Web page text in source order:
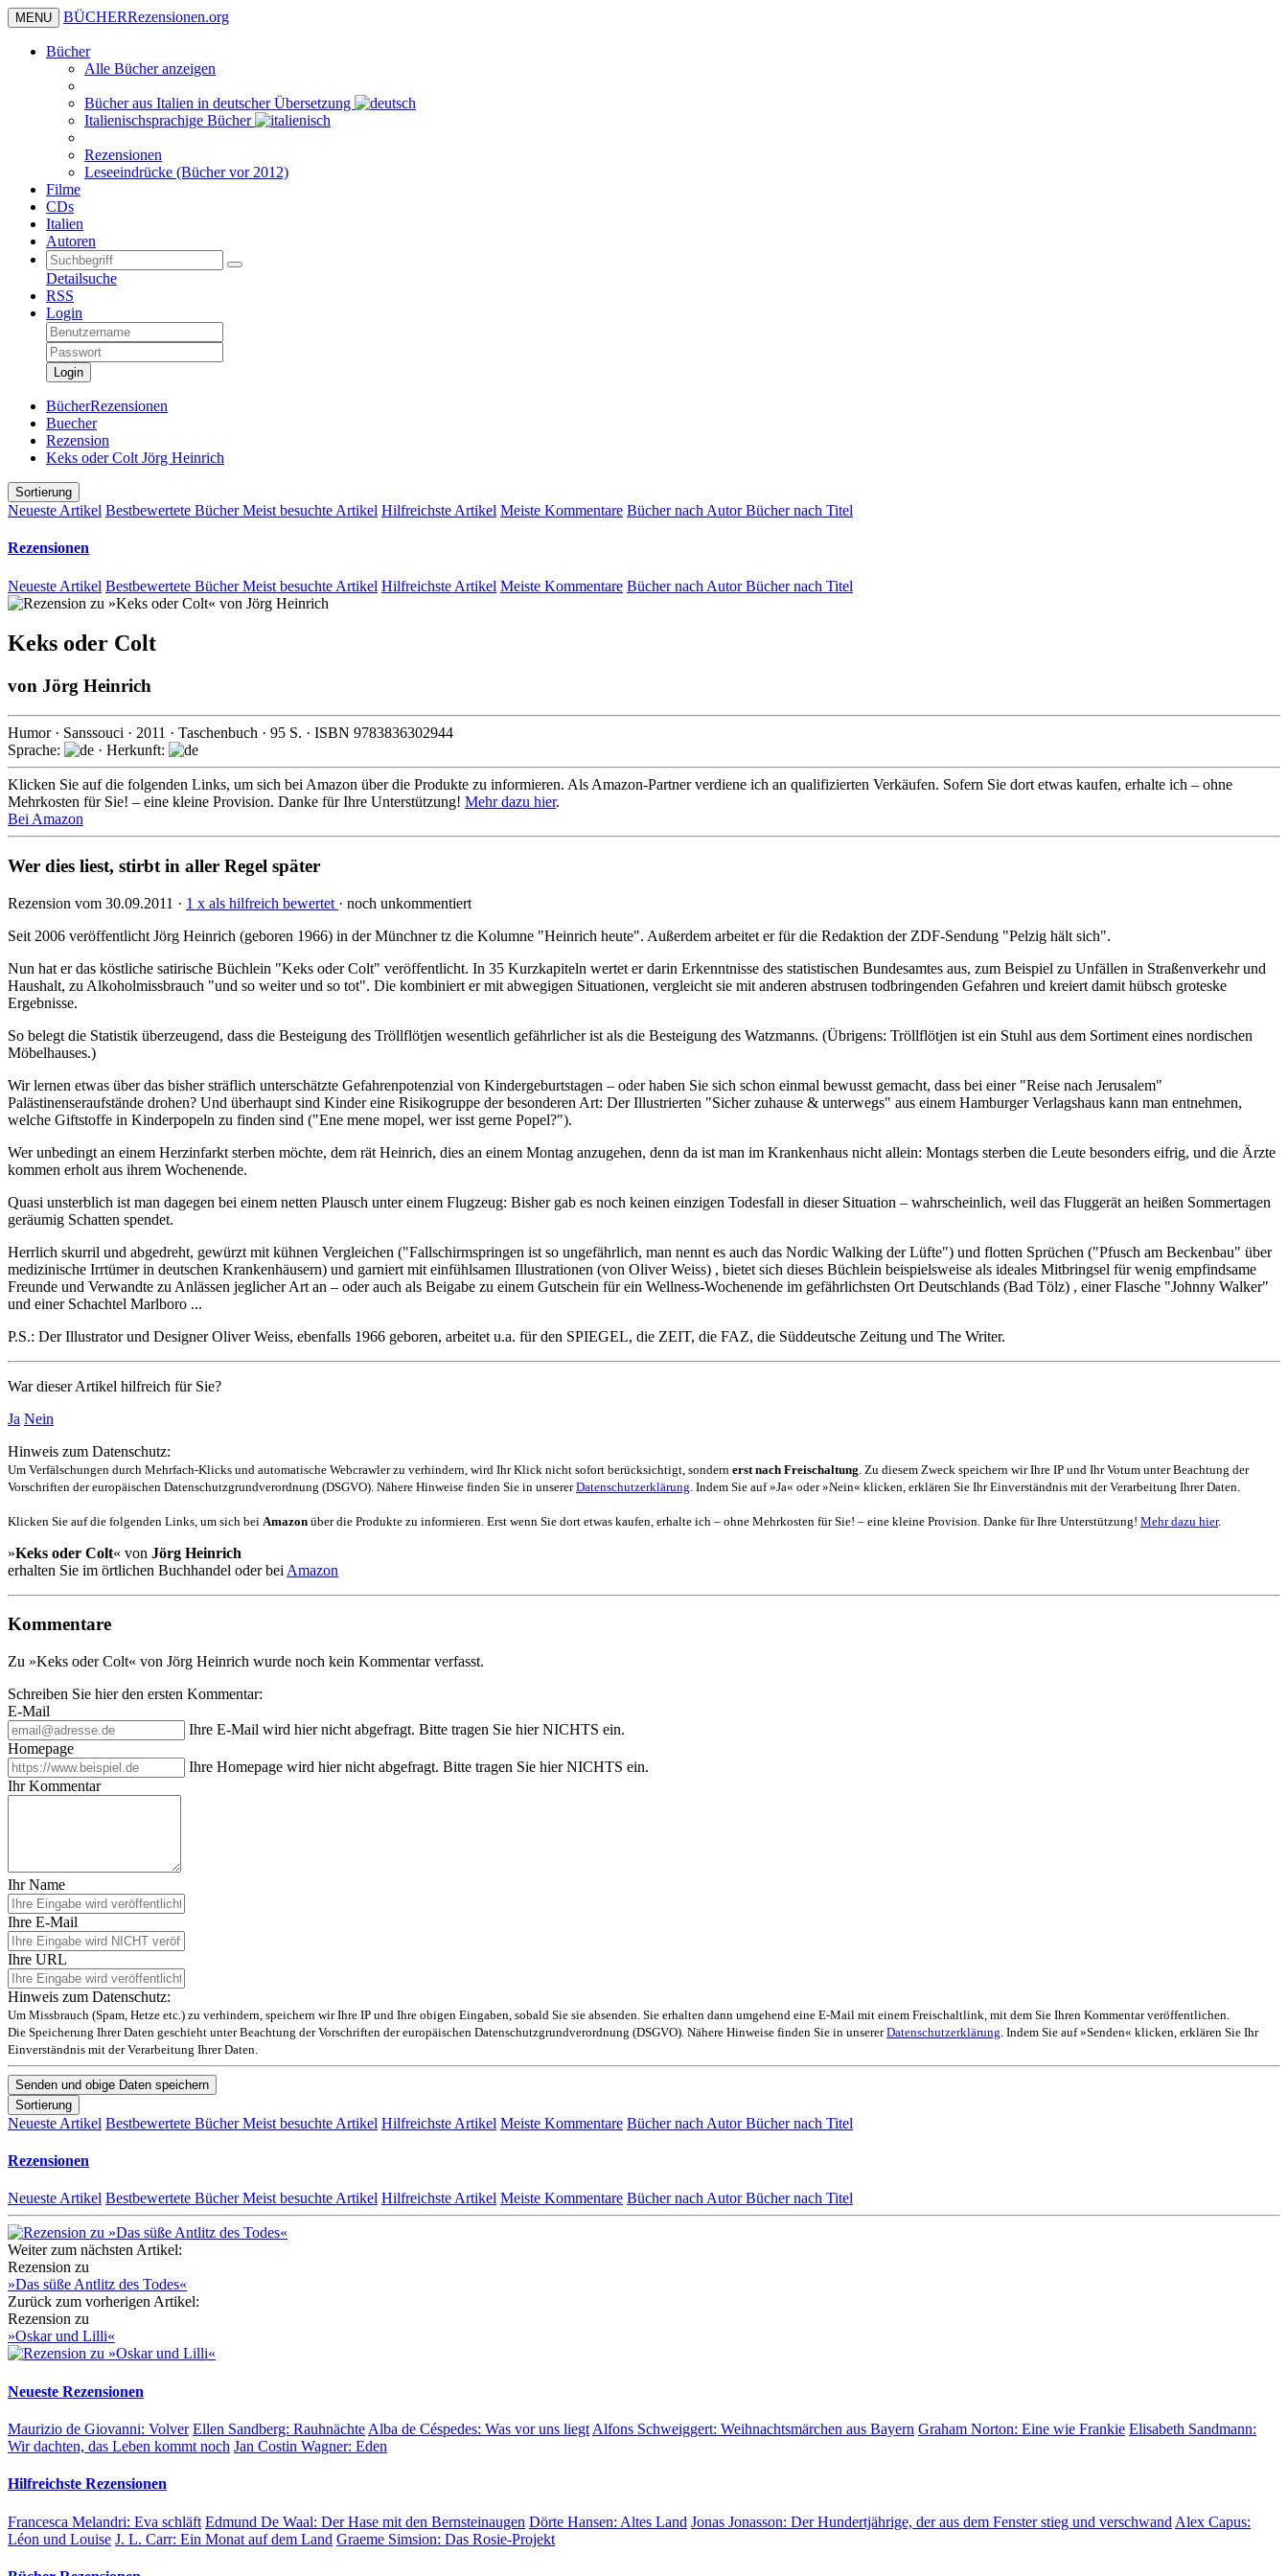
MENU BÜCHERRezensionen.org
Bücher
Alle Bücher anzeigen
Bücher aus Italien in deutscher Übersetzung
Italienischsprachige Bücher
Rezensionen
Leseeindrücke (Bücher vor 2012)
Filme
CDs
Italien
Autoren
Detailsuche
RSS
Login
Login
BücherRezensionen
Buecher
Rezension
Keks oder Colt Jörg Heinrich
Sortierung
Neueste Artikel Bestbewertete BücherMeist besuchte Artikel Hilfreichste Artikel Meiste Kommentare Bücher nach AutorBücher nach Titel
Rezensionen
Neueste Artikel Bestbewertete BücherMeist besuchte Artikel Hilfreichste Artikel Meiste Kommentare Bücher nach AutorBücher nach Titel
Keks oder Colt
von Jörg Heinrich
Humor· Sanssouci · 2011 · Taschenbuch · 95 S. · ISBN 9783836302944
Sprache:
· Herkunft:
Klicken Sie auf die folgenden Links, um sich bei Amazon über die Produkte zu informieren. Als Amazon-Partner verdiene ich an qualifizierten Verkäufen. Sofern Sie dort etwas kaufen, erhalte ich – ohne
Mehrkosten für Sie! – eine kleine Provision. Danke für Ihre Unterstützung! Mehr dazu hier.
Bei Amazon
Wer dies liest, stirbt in aller Regel später
Rezension vom 30.09.2011 · 1 x als hilfreich bewertet · noch unkommentiert
Seit 2006 veröffentlicht Jörg Heinrich (geboren 1966) in der Münchner tz die Kolumne "Heinrich heute". Außerdem arbeitet er für die Redaktion der ZDF-Sendung "Pelzig hält sich".
Nun hat er das köstliche satirische Büchlein "Keks oder Colt" veröffentlicht. In 35 Kurzkapiteln wertet er darin Erkenntnisse des statistischen Bundesamtes aus, zum Beispiel zu Unfällen in Straßenverkehr und
Haushalt, zu Alkoholmissbrauch "und so weiter und so tot". Die kombiniert er mit abwegigen Situationen, vergleicht sie mit anderen abstrusen todbringenden Gefahren und kreiert damit hübsch groteske
Ergebnisse.
So belegt die Statistik überzeugend, dass die Besteigung des Tröllflötjen wesentlich gefährlicher ist als die Besteigung des Watzmanns. (Übrigens: Tröllflötjen ist ein Stuhl aus dem Sortiment eines nordischen
Möbelhauses.)
Wir lernen etwas über das bisher sträflich unterschätzte Gefahrenpotenzial von Kindergeburtstagen – oder haben Sie sich schon einmal bewusst gemacht, dass bei einer "Reise nach Jerusalem"
Palästinenseraufstände drohen? Und überhaupt sind Kinder eine Risikogruppe der besonderen Art: Der Illustrierten "Sicher zuhause & unterwegs" aus einem Hamburger Verlagshaus kann man entnehmen,
welche Giftstoffe in Kinderpopeln zu finden sind ("Ene mene mopel, wer isst gerne Popel?").
Wer unbedingt an einem Herzinfarkt sterben möchte, dem rät Heinrich, dies an einem Montag anzugehen, denn da ist man im Krankenhaus nicht allein: Montags sterben die Leute besonders eifrig, und die Ärzte
kommen erholt aus ihrem Wochenende.
Quasi unsterblich ist man dagegen bei einem netten Plausch unter einem Flugzeug: Bisher gab es noch keinen einzigen Todesfall in dieser Situation – wahrscheinlich, weil das Fluggerät an heißen Sommertagen
geräumig Schatten spendet.
Herrlich skurril und abgedreht, gewürzt mit kühnen Vergleichen ("Fallschirmspringen ist so ungefährlich, man nennt es auch das Nordic Walking der Lüfte") und flotten Sprüchen ("Pfusch am Beckenbau" über
medizinische Irrtümer in deutschen Krankenhäusern) und garniert mit einfühlsamen Illustrationen (von Oliver Weiss) , bietet sich dieses Büchlein beispielsweise als ideales Mitbringsel für wenig empfindsame
Freunde und Verwandte zu Anlässen jeglicher Art an – oder auch als Beigabe zu einem Gutschein für ein Wellness-Wochenende im gefährlichsten Ort Deutschlands (Bad Tölz) , einer Flasche "Johnny Walker"
und einer Schachtel Marlboro ...
P.S.: Der Illustrator und Designer Oliver Weiss, ebenfalls 1966 geboren, arbeitet u.a. für den SPIEGEL, die ZEIT, die FAZ, die Süddeutsche Zeitung und The Writer.
War dieser Artikel hilfreich für Sie?
Ja Nein
Hinweis zum Datenschutz:
Um Verfälschungen durch Mehrfach-Klicks und automatische Webcrawler zu verhindern, wird Ihr Klick nicht sofort berücksichtigt, sondern erst nach Freischaltung . Zu diesem Zweck speichern wir Ihre IP und Ihr Votum unter Beachtung der
Vorschriften der europäischen Datenschutzgrundverordnung (DSGVO). Nähere Hinweise finden Sie in unsererDatenschutzerklärung . Indem Sie auf »Ja« oder »Nein« klicken, erklären Sie Ihr Einverständnis mit der Verarbeitung Ihrer Daten.
Klicken Sie auf die folgenden Links, um sich bei Amazon über die Produkte zu informieren. Erst wenn Sie dort etwas kaufen, erhalte ich – ohne Mehrkosten für Sie! – eine kleine Provision. Danke für Ihre Unterstützung! Mehr dazu hier.
»Keks oder Colt« von Jörg Heinrich
erhalten Sie im örtlichen Buchhandel oder bei Amazon
Kommentare
Zu »Keks oder Colt« von Jörg Heinrich wurde noch kein Kommentar verfasst.
Schreiben Sie hier den ersten Kommentar:
E-Mail
Ihre E-Mail wird hier nicht abgefragt. Bitte tragen Sie hier NICHTS ein.
Homepage
Ihre Homepage wird hier nicht abgefragt. Bitte tragen Sie hier NICHTS ein.
Ihr Kommentar
Ihr Name
Ihre E-Mail
Ihre URL
Hinweis zum Datenschutz:
Um Missbrauch (Spam, Hetze etc.) zu verhindern, speichern wir Ihre IP und Ihre obigen Eingaben, sobald Sie sie absenden. Sie erhalten dann umgehend eine E-Mail mit einem Freischaltlink, mit dem Sie Ihren Kommentar veröffentlichen.
Die Speicherung Ihrer Daten geschieht unter Beachtung der Vorschriften der europäischen Datenschutzgrundverordnung (DSGVO). Nähere Hinweise finden Sie in unsererDatenschutzerklärung . Indem Sie auf »Senden« klicken, erklären Sie Ihr
Einverständnis mit der Verarbeitung Ihrer Daten.
Sortierung
Neueste Artikel Bestbewertete BücherMeist besuchte Artikel Hilfreichste Artikel Meiste Kommentare Bücher nach AutorBücher nach Titel
Rezensionen
Neueste Artikel Bestbewertete BücherMeist besuchte Artikel Hilfreichste Artikel Meiste Kommentare Bücher nach AutorBücher nach Titel
Weiter zum nächsten Artikel:
Rezension zu
»Das süße Antlitz des Todes«
Zurück zum vorherigen Artikel:
Rezension zu
»Oskar und Lilli«
Neueste Rezensionen
Maurizio de Giovanni: Volver Ellen Sandberg: Rauhnächte Alba de Céspedes: Was vor uns liegt Alfons Schweiggert: Weihnachtsmärchen aus Bayern Graham Norton: Eine wie Frankie Elisabeth Sandmann:
Wir dachten, das Leben kommt noch Jan Costin Wagner: Eden
Hilfreichste Rezensionen
Francesca Melandri: Eva schläft Edmund De Waal: Der Hase mit den Bernsteinaugen Dörte Hansen: Altes Land Jonas Jonasson: Der Hundertjährige, der aus dem Fenster stieg und verschwand Alex Capus:
Léon und Louise J. L. Carr: Ein Monat auf dem Land Graeme Simsion: Das Rosie-Projekt